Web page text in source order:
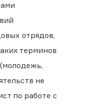
отрядов,
терминов
не
по работе с